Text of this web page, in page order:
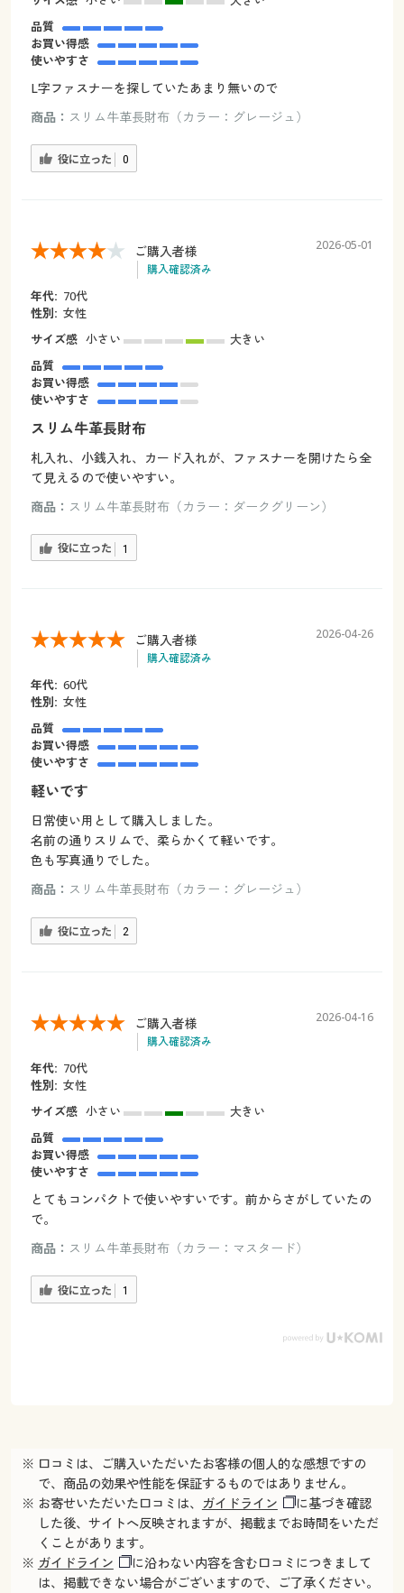
品質
お買い得感
使いやすさ
L字ファスナーを探していたあまり無いので
商品： スリム牛革長財布（カラー：グレージュ）
役に立った 0
ご購入者様
購入確認済み
2026-05-01
年代: 70代
性別: 女性
サイズ感 小さい
大きい
品質
お買い得感
使いやすさ
スリム牛革長財布
札入れ、小銭入れ、カード入れが、ファスナーを開けたら全
て見えるので使いやすい。
商品： スリム牛革長財布（カラー：ダークグリーン）
役に立った 1
ご購入者様
購入確認済み
2026-04-26
年代: 60代
性別: 女性
品質
お買い得感
使いやすさ
軽いです
日常使い用として購入しました。
名前の通りスリムで、柔らかくて軽いです。
色も写真通りでした。
商品： スリム牛革長財布（カラー：グレージュ）
役に立った 2
ご購入者様
購入確認済み
2026-04-16
年代: 70代
性別: 女性
サイズ感 小さい
大きい
品質
お買い得感
使いやすさ
とてもコンパクトで使いやすいです。前からさがしていたの
で。
商品： スリム牛革長財布（カラー：マスタード）
役に立った 1
※ 口コミは、ご購入いただいたお客様の個人的な感想ですの
で、商品の効果や性能を保証するものではありません。
※ お寄せいただいた口コミは、 ガイドライン
に基づき確認
した後、サイトへ反映されますが、掲載までお時間をいただ
くことがあります。
※ ガイドライン
に沿わない内容を含む口コミにつきまして
は、掲載できない場合がございますので、ご了承ください。